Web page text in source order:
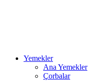
Yemekler
Ana Yemekler
Çorbalar